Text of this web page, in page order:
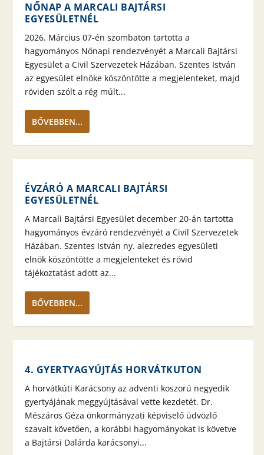
NŐNAP A MARCALI BAJTÁRSI
EGYESÜLETNÉL
2026. Március 07-én szombaton tartotta a
hagyományos Nőnapi rendezvényét a Marcali Bajtársi
Egyesület a Civil Szervezetek Házában. Szentes István
az egyesület elnöke köszöntötte a megjelenteket, majd
röviden szólt a rég múlt...
BŐVEBBEN...
ÉVZÁRÓ A MARCALI BAJTÁRSI
EGYESÜLETNÉL
A Marcali Bajtársi Egyesület december 20-án tartotta
hagyományos évzáró rendezvényét a Civil Szervezetek
Házában. Szentes István ny. alezredes egyesületi
elnök köszöntötte a megjelenteket és rövid
tájékoztatást adott az...
BŐVEBBEN...
4. GYERTYAGYÚJTÁS HORVÁTKUTON
A horvátkúti Karácsony az adventi koszorú negyedik
gyertyájának meggyújtásával vette kezdetét. Dr.
Mészáros Géza önkormányzati képviselő üdvözlő
szavait követően, a korábbi hagyományokat is követve
a Bajtársi Dalárda karácsonyi...